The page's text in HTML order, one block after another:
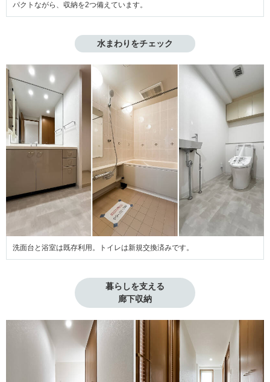
パクトながら、収納を2つ備えています。
水まわりをチェック
洗面台と浴室は既存利用。トイレは新規交換済みです。
暮らしを支える
廊下収納